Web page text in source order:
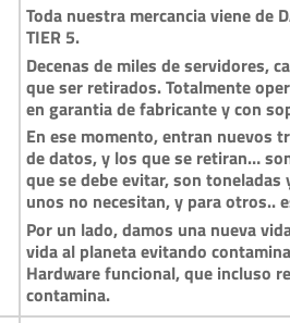
Toda nuestra mercancia viene de
TIER 5.
Decenas de miles de servidores,
que ser retirados. Totalmente
en garantia de fabricante y con
En ese momento, entran nuevos
de datos, y los que se retiran…
que se debe evitar, son
unos no necesitan, y para otros..
Por un lado, damos una nueva
vida al planeta evitando
Hardware funcional, que incluso
contamina.